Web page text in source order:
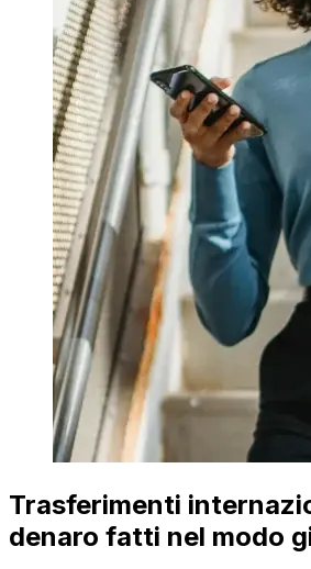
Trasferimenti
denaro fatti nel modo